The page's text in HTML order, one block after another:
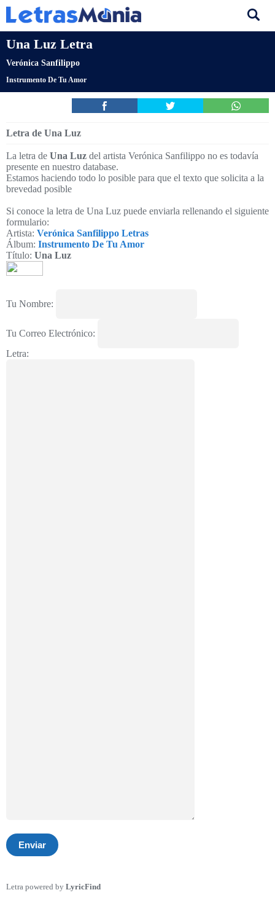
Una Luz Letra
Verónica Sanfilippo
Instrumento De Tu Amor
Letra de Una Luz
La letra de Una Luz del artista Verónica Sanfilippo no es todavía
presente en nuestro database.
Estamos haciendo todo lo posible para que el texto que solicita a la
brevedad posible
Si conoce la letra de Una Luz puede enviarla rellenando el siguiente
formulario:
Artista: Verónica Sanfilippo Letras
Álbum: Instrumento De Tu Amor
Título: Una Luz
Tu Nombre:
Tu Correo Electrónico:
Letra:
Letra powered by LyricFind